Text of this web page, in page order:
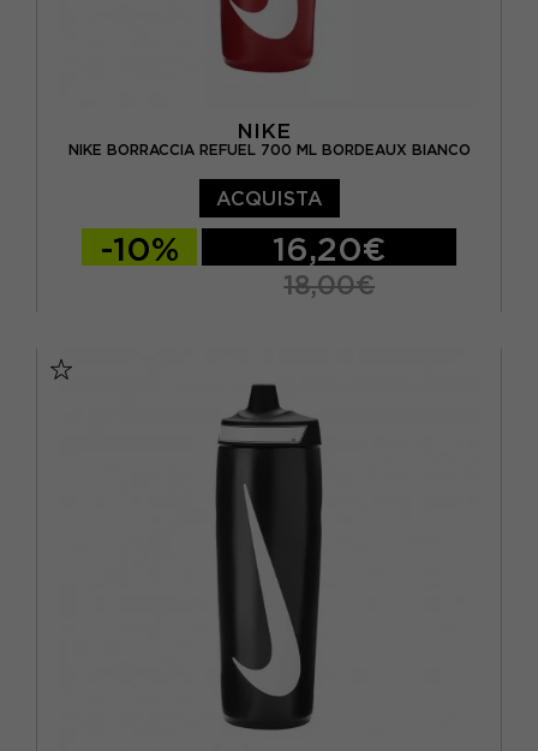
NIKE
NIKE BORRACCIA REFUEL 700 ML BORDEAUX BIANCO
ACQUISTA
-10% 16,20€
18,00€